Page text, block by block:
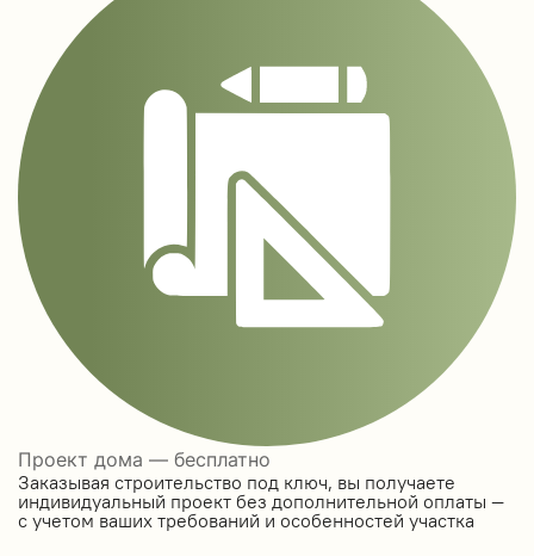
Проект дома — бесплатно
Заказывая строительство под ключ, вы получаете
индивидуальный проект без дополнительной оплаты —
с учетом ваших требований и особенностей участка